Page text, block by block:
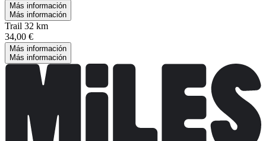
Más información
Más información
Trail 32 km
34,00 €
Más información
Más información